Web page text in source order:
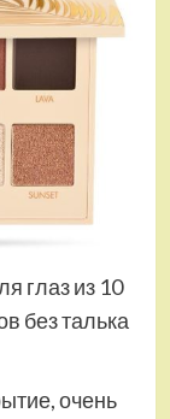
глаз из 10
без талька
очень